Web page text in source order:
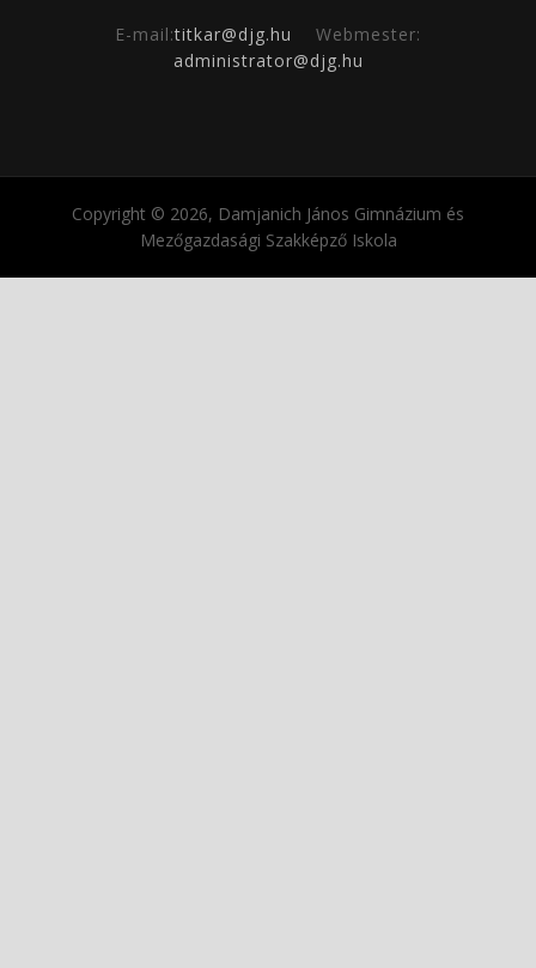
E-mail:titkar@djg.hu
Webmester:
administrator@djg.hu
Copyright © 2026, Damjanich János Gimnázium és
Mezőgazdasági Szakképző Iskola